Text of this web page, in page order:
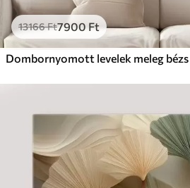
13166Ft7900 Ft